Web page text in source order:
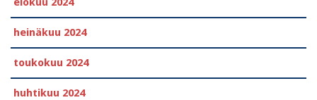
heinäkuu 2024
toukokuu 2024
huhtikuu 2024